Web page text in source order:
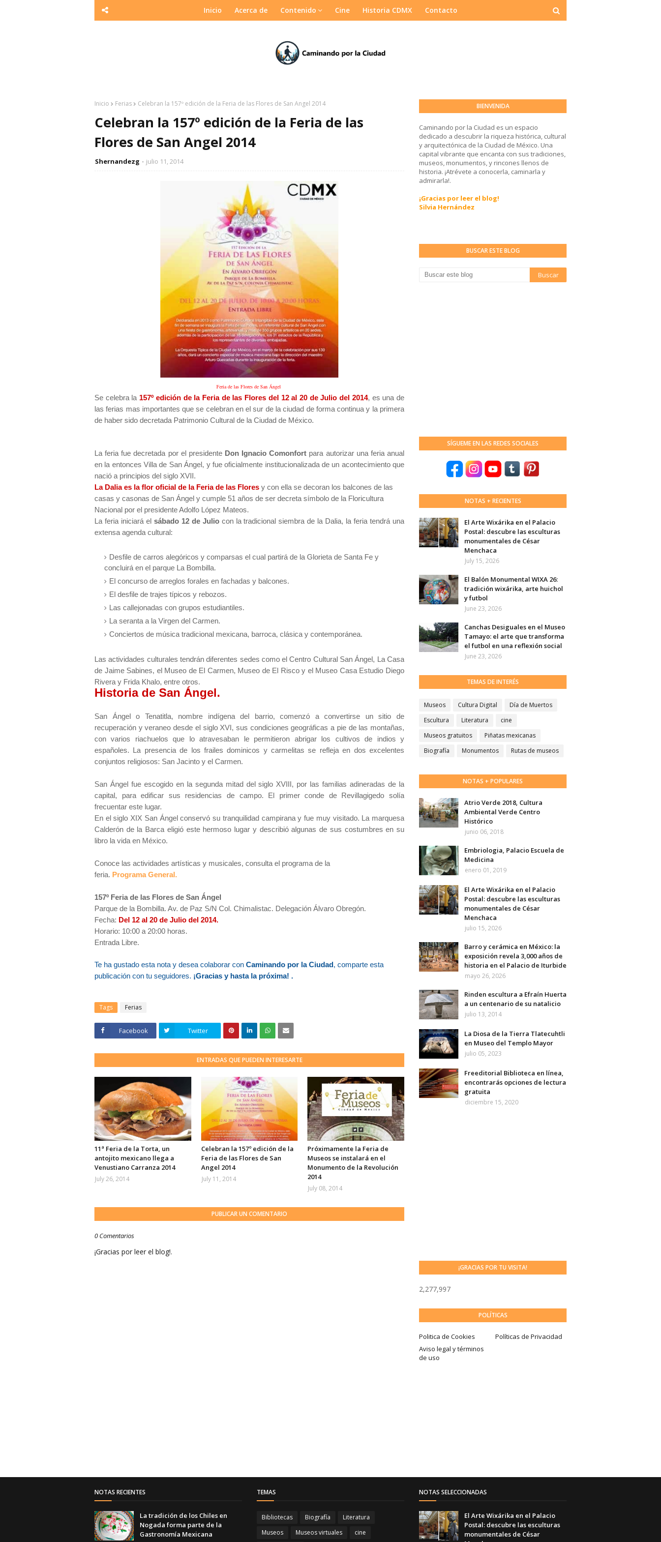
Inicio Acerca de Contenido Cine Historia CDMX Contacto
Inicio Ferias Celebran la 157º edición de la Feria de las Flores de San Angel 2014
Celebran la 157º edición de la Feria de las
Flores de San Angel 2014
Shernandezg julio 11, 2014
Feria de las Flores de San Ángel
Se celebra la 157º edición de la Feria de las Flores del 12 al 20 de Julio del 2014, es una de
las ferias mas importantes que se celebran en el sur de la ciudad de forma continua y la primera
de haber sido decretada Patrimonio Cultural de la Ciudad de México.
La feria fue decretada por el presidente Don Ignacio Comonfort para autorizar una feria anual
en la entonces Villa de San Ángel, y fue oficialmente institucionalizada de un acontecimiento que
nació a principios del siglo XVII.
La Dalia es la flor oficial de la Feria de las Flores y con ella se decoran los balcones de las
casas y casonas de San Ángel y cumple 51 años de ser decreta símbolo de la Floricultura
Nacional por el presidente Adolfo López Mateos.
La feria iniciará el sábado 12 de Juliocon la tradicional siembra de la Dalia, la feria tendrá una
extensa agenda cultural:
Desfile de carros alegóricos y comparsas el cual partirá de la Glorieta de Santa Fe y
concluirá en el parque La Bombilla.
El concurso de arreglos forales en fachadas y balcones.
El desfile de trajes típicos y rebozos.
Las callejonadas con grupos estudiantiles.
La seranta a la Virgen del Carmen.
Conciertos de música tradicional mexicana, barroca, clásica y contemporánea.
Las actividades culturales tendrán diferentes sedes como el Centro Cultural San Ángel, La Casa
de Jaime Sabines, el Museo de El Carmen, Museo de El Risco y el Museo Casa Estudio Diego
Rivera y Frida Khalo, entre otros.
Historia de San Ángel.
San Ángel o Tenatitla, nombre indígena del barrio, comenzó a convertirse un sitio de
recuperación y veraneo desde el siglo XVI, sus condiciones geográficas a pie de las montañas,
con varios riachuelos que lo atravesaban le permitieron abrigar los cultivos de indios y
españoles. La presencia de los frailes dominicos y carmelitas se refleja en dos excelentes
conjuntos religiosos: San Jacinto y el Carmen.
San Ángel fue escogido en la segunda mitad del siglo XVIII, por las familias adineradas de la
capital, para edificar sus residencias de campo. El primer conde de Revillagigedo solía
frecuentar este lugar.
En el siglo XIX San Ángel conservó su tranquilidad campirana y fue muy visitado. La marquesa
Calderón de la Barca eligió este hermoso lugar y describió algunas de sus costumbres en su
libro la vida en México.
Conoce las actividades artísticas y musicales, consulta el programa de la
feria. Programa General.
157º Feria de las Flores de San Ángel
Parque de la Bombilla. Av. de Paz S/N Col. Chimalistac. Delegación Álvaro Obregón.
Fecha: Del 12 al 20 de Julio del 2014.
Horario: 10:00 a 20:00 horas.
Entrada Libre.
Te ha gustado esta nota y desea colaborar con Caminando por la Ciudad, comparte esta
publicación con tu seguidores. ¡Gracias y hasta la próxima! .
Tags Ferias
Facebook Twitter
ENTRADAS QUE PUEDEN INTERESARTE
11ª Feria de la Torta, un
antojito mexicano llega a
Venustiano Carranza 2014
July 26, 2014
Celebran la 157º edición de la
Feria de las Flores de San
Angel 2014
July 11, 2014
Próximamente la Feria de
Museos se instalará en el
Monumento de la Revolución
2014
July 08, 2014
PUBLICAR UN COMENTARIO
0 Comentarios
¡Gracias por leer el blog!.
BIENVENIDA
Caminando por la Ciudad es un espacio
dedicado a descubrir la riqueza histórica, cultural
y arquitectónica de la Ciudad de México. Una
capital vibrante que encanta con sus tradiciones,
museos, monumentos, y rincones llenos de
historia. ¡Atrévete a conocerla, caminarla y
admirarla!.
¡Gracias por leer el blog!
Silvia Hernández
BUSCAR ESTE BLOG
SÍGUEME EN LAS REDES SOCIALES
NOTAS + RECIENTES
El Arte Wixárika en el Palacio
Postal: descubre las esculturas
monumentales de César
Menchaca
July 15, 2026
El Balón Monumental WIXA 26:
tradición wixárika, arte huichol
y futbol
June 23, 2026
Canchas Desiguales en el Museo
Tamayo: el arte que transforma
el futbol en una reflexión social
June 23, 2026
TEMAS DE INTERÉS
Museos Cultura Digital
Día de Muertos
Escultura
Literatura
cine
Museos gratuitos
Piñatas mexicanas
Biografía
Monumentos Rutas de museos
NOTAS + POPULARES
Atrio Verde 2018, Cultura
Ambiental Verde Centro
Histórico
junio 06, 2018
Embriologia, Palacio Escuela de
Medicina
enero 01, 2019
El Arte Wixárika en el Palacio
Postal: descubre las esculturas
monumentales de César
Menchaca
julio 15, 2026
Barro y cerámica en México: la
exposición revela 3,000 años de
historia en el Palacio de Iturbide
mayo 26, 2026
Rinden escultura a Efraín Huerta
a un centenario de su natalicio
julio 13, 2014
La Diosa de la Tierra Tlatecuhtli
en Museo del Templo Mayor
julio 05, 2023
Freeditorial Biblioteca en línea,
encontrarás opciones de lectura
gratuita
diciembre 15, 2020
¡GRACIAS POR TU VISITA!
2,277,997
POLÍTICAS
Politica de Cookies
Políticas de Privacidad
Aviso legal y términos
de uso
NOTAS RECIENTES
La tradición de los Chiles en
Nogada forma parte de la
Gastronomía Mexicana
TEMAS
Bibliotecas Biografía
Literatura
Museos
Museos virtuales cine
NOTAS SELECCIONADAS
El Arte Wixárika en el Palacio
Postal: descubre las esculturas
monumentales de César